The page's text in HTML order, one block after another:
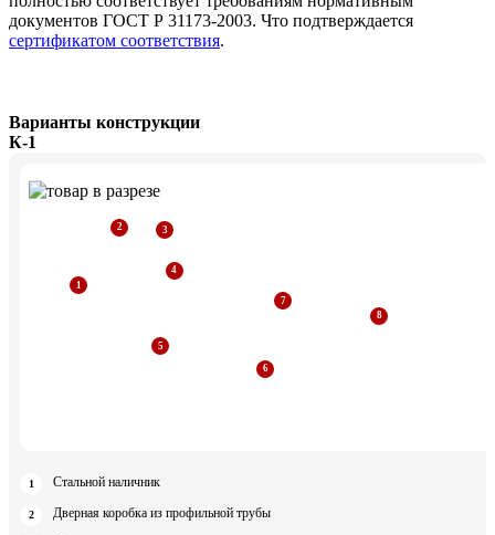
документов ГОСТ Р 31173-2003. Что подтверждается
сертификатом соответствия.
Варианты конструкции
К-1
Стальной наличник
Дверная коробка из профильной трубы